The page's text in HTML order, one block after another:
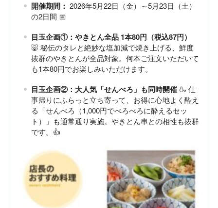
開催期間： 2026年5月22日（金）～5月23日（土）
の2日間 📅
目玉企画①：やきとん全品 1本80円（税込87円）
🐷 秘伝のタレと絶妙な塩加減で焼き上げる、鮮度
抜群のやきとんが全品対象。何本ご注文いただいて
も1本80円でお楽しみいただけます。
目玉企画②：大人気「せんべろ」も同時開催 🍶 仕
事帰りにふらっと立ち寄って、お得に心地よく酔え
る「せんべろ（1,000円でべろべろに酔えるセッ
ト）」も通常通り実施。やきとん串との相性も抜群
です。👍